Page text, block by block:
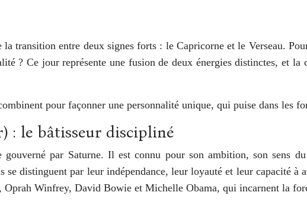
transition entre deux signes forts : le Capricorne et le Verseau.
? Ce jour représente une fusion de deux énergies distinctes, et la
pour façonner une personnalité unique, qui puise dans les
: le bâtisseur discipliné
par Saturne. Il est connu pour son ambition, son sens
distinguent par leur indépendance, leur loyauté et leur capacité à
Winfrey, David Bowie et Michelle Obama, qui incarnent la